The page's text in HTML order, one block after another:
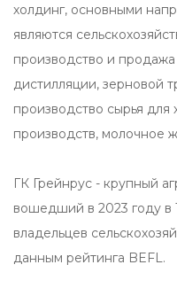
холдинг, основными
являются
производство и
дистилляции, зерновой
производство сырья
производств, молочное
ГК Грейнрус - крупный
вошедший в 2023 году
владельцев
данным рейтинга BEFL.